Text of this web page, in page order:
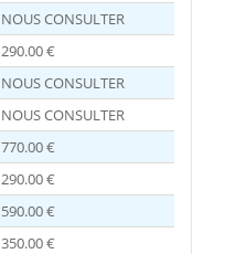
NOUS CONSULTER
290.00 €
NOUS CONSULTER
NOUS CONSULTER
770.00 €
290.00 €
590.00 €
350.00 €